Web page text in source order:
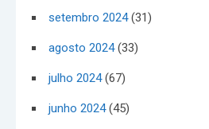
setembro 2024(31)
agosto 2024(33)
julho 2024(67)
junho 2024(45)